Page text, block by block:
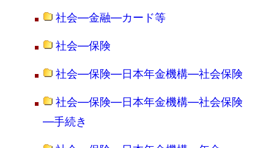
社会―金融―カード等
社会―保険
社会―保険―日本年金機構―社会保険
社会―保険―日本年金機構―社会保険
―手続き